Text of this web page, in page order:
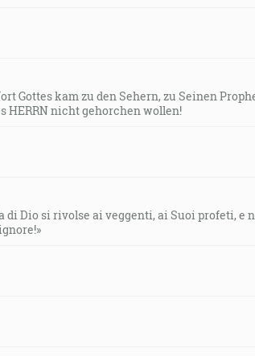
Gottes kam zu den Sehern, zu Seinen
HERRN nicht gehorchen wollen!
di Dio si rivolse ai veggenti, ai Suoi profeti,